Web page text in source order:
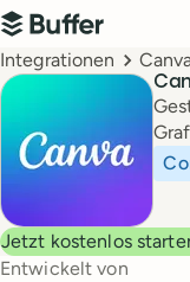
Hauptnavigation
Buffer
Breadcrumbs
Integrationen
Jetzt kostenlos
Entwickelt von